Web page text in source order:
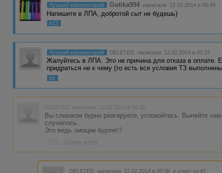
Лучший комментарий Gotika994 написала 12.02.2014 в 00:49
Напишите в ЛПА, добротой сыт не будешь)
#13
Лучший комментарий DELETED написала 12.02.2014 в 00:37
Жалуйтесь в ЛПА. Это не причина для отказа в оплате.
придраться не к чему (то есть все условия ТЗ
#2
DELETED написала 12.02.2014 в 00:35
Вы слишком бурно реагируете, успокойтесь. Выпейте
случилось.
Это ведь эмоции бурлят?
Скрыть ветку
DELETED написала 12.02.2014 в 00:38 в ответ на #1